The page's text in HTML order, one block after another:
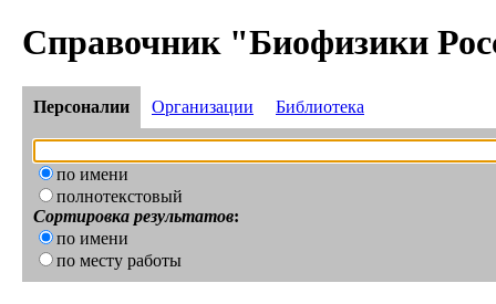
Справочник "Биофизики
Персоналии Организации Библиотека
по имени
полнотекстовый
Сортировка результатов:
по имени
по месту работы